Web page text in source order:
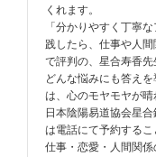
くれます。
「分かりやすく丁寧
践したら、仕事や人
で評判の、星合寿香先
どんな悩みにも答え
は、心のモヤモヤが晴
日本陰陽易道協会星
は電話にて予約するこ
仕事・恋愛・人間関